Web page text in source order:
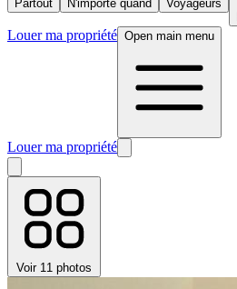
Partout N'importe quand
Voyageurs
Louer ma propriété Open main menu
Louer ma propriété
Voir 11 photos